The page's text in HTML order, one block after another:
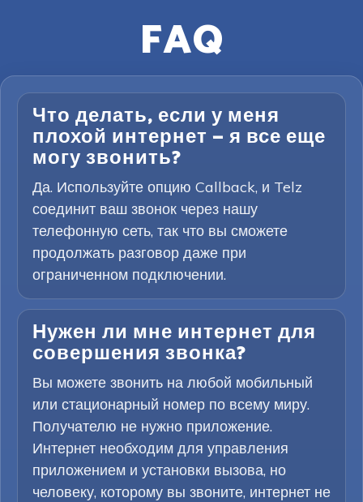
FAQ
Что делать, если у меня
плохой интернет — я все еще
могу звонить?
Да. Используйте опцию Callback, и Telz
соединит ваш звонок через нашу
телефонную сеть, так что вы сможете
продолжать разговор даже при
ограниченном подключении.
Нужен ли мне интернет для
совершения звонка?
Вы можете звонить на любой мобильный
или стационарный номер по всему миру.
Получателю не нужно приложение.
Интернет необходим для управления
приложением и установки вызова, но
человеку, которому вы звоните, интернет не